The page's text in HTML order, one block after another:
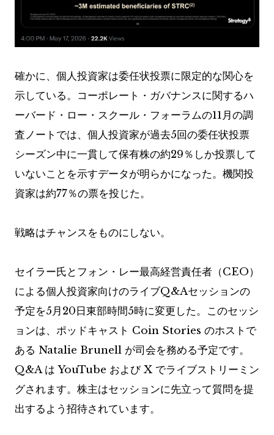
確かに、個人投資家は委任状投票に限定的な関心を
示している。コーポレート・ガバナンスに関するハ
ーバード・ロー・スクール・フォーラムの11月の調
査ノートでは、個人投資家が過去5回の委任状投票
シーズン中に一貫して保有株の約29％しか投票して
いないことを示すデータが明らかになった。機関投
資家は約77％の票を投じた。
戦略はチャンスをものにしない。
セイラー氏とフォン・レー最高経営責任者（CEO）
による個人投資家向けのライブQ&Aセッションの
予定を5月20日東部時間5時に変更した。このセッシ
ョンは、ポッドキャスト Coin Stories のホストで
ある Natalie Brunell が司会を務める予定です。
Q&A は YouTube および X でライブストリーミン
グされます。株主はセッションに先立って質問を提
出するよう招待されています。